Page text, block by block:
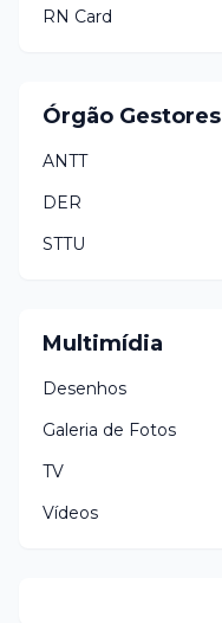
RN Card
Órgão Gestores
ANTT
DER
STTU
Multimídia
Desenhos
Galeria de Fotos
TV
Vídeos